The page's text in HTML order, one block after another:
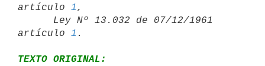
artículo 1 ,
artículo 1
TEXTO ORIGINAL: